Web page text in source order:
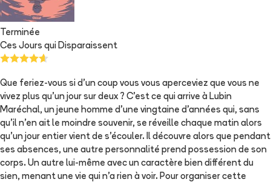
Terminée
Ces Jours qui Disparaissent
Que feriez-vous si d’un coup vous vous aperceviez que vous ne
vivez plus qu’un jour sur deux ? C’est ce qui arrive à Lubin
Maréchal, un jeune homme d’une vingtaine d’années qui, sans
qu’il n’en ait le moindre souvenir, se réveille chaque matin alors
qu’un jour entier vient de s’écouler. Il découvre alors que pendant
ses absences, une autre personnalité prend possession de son
corps. Un autre lui-même avec un caractère bien différent du
sien, menant une vie qui n’a rien à voir. Pour organiser cette